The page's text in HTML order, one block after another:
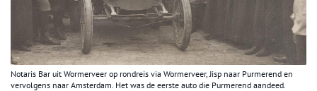
Notaris Bar uit Wormerveer op rondreis via Wormerveer, Jisp naar Purmerend en
vervolgens naar Amsterdam. Het was de eerste auto die Purmerend aandeed.